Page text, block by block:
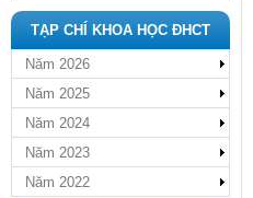
TẠP CHÍ KHOA HỌC ĐHCT
Năm 2026
Năm 2025
Năm 2024
Năm 2023
Năm 2022